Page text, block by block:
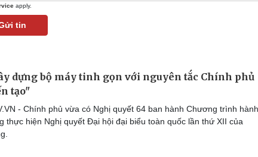
apply.
tin
dựng bộ máy tinh gọn với nguyên tắc Chính phủ
tạo"
- Chính phủ vừa có Nghị quyết 64 ban hành Chương trình hành
thực hiện Nghị quyết Đại hội đại biểu toàn quốc lần thứ XII của